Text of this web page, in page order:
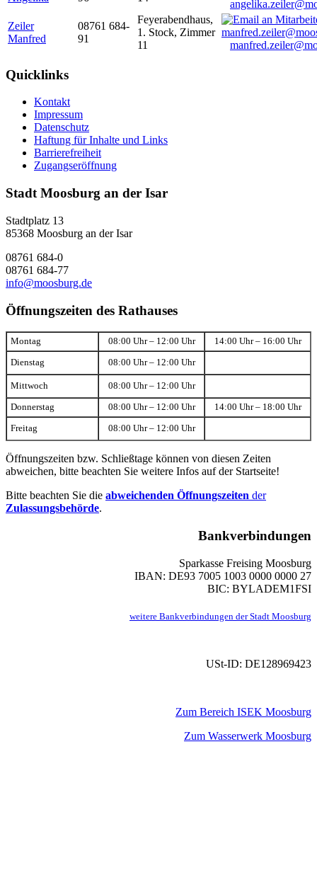
Zeiler
Manfred
08761 684-
91
Feyerabendhaus,
1. Stock, Zimmer
11
Quicklinks
Kontakt
Impressum
Datenschutz
Haftung für Inhalte und Links
Barrierefreiheit
Zugangseröffnung
Stadt Moosburg an der Isar
Stadtplatz 13
85368 Moosburg an der Isar
08761 684-0
08761 684-77
info@moosburg.de
Öffnungszeiten des Rathauses
Montag 08:00 Uhr – 12:00 Uhr 14:00 Uhr – 16:00 Uhr
Dienstag 08:00 Uhr – 12:00 Uhr
Mittwoch 08:00 Uhr – 12:00 Uhr
Donnerstag 08:00 Uhr – 12:00 Uhr 14:00 Uhr – 18:00 Uhr
Freitag 08:00 Uhr – 12:00 Uhr
Öffnungszeiten bzw. Schließtage können von diesen Zeiten
abweichen, bitte beachten Sie weitere Infos auf der Startseite!
Bitte beachten Sie die abweichenden Öffnungszeiten der
Zulassungsbehörde.
Bankverbindungen
Sparkasse Freising Moosburg
IBAN: DE93 7005 1003 0000 0000 27
BIC: BYLADEM1FSI
weitere Bankverbindungen der Stadt Moosburg
USt-ID: DE128969423
Zum Bereich ISEK Moosburg
Zum Wasserwerk Moosburg